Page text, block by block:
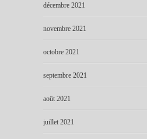
décembre 2021
novembre 2021
octobre 2021
septembre 2021
août 2021
juillet 2021